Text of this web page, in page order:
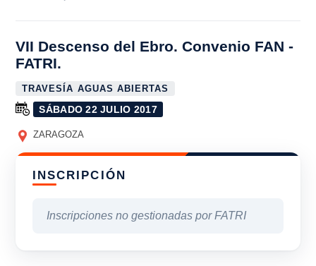
VII Descenso del Ebro. Convenio FAN -
FATRI.
TRAVESÍA AGUAS ABIERTAS
SÁBADO 22 JULIO 2017
ZARAGOZA
INSCRIPCIÓN
Inscripciones no gestionadas por FATRI